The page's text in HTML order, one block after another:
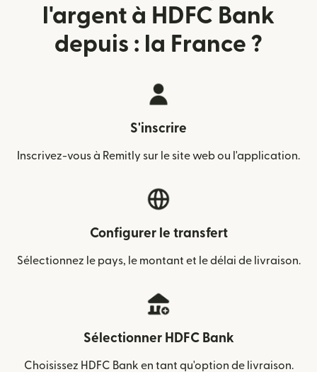
l'argent à HDFC Bank
depuis : la France ?
S'inscrire
Inscrivez-vous à Remitly sur le site web ou l'application.
Configurer le transfert
Sélectionnez le pays, le montant et le délai de livraison.
Sélectionner HDFC Bank
Choisissez HDFC Bank en tant qu'option de livraison.